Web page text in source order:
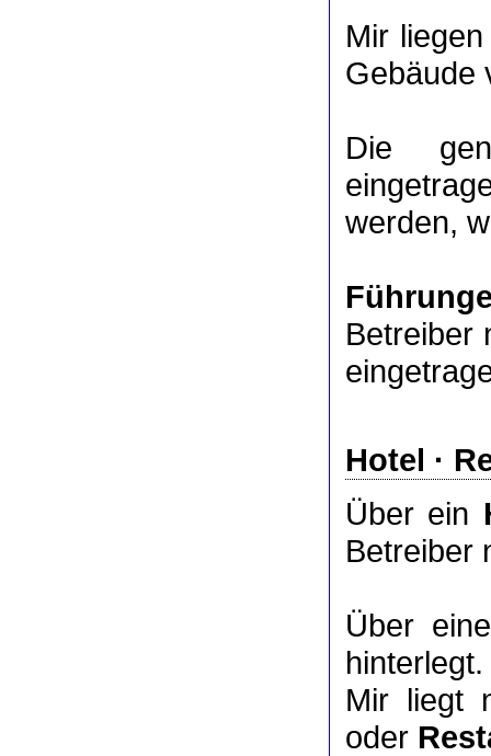
Mir
Gebäude
Die
werden,
Betreiber
Hotel ·
Über ein
Betreiber
Über
hinterlegt.
Mir liegt
oder